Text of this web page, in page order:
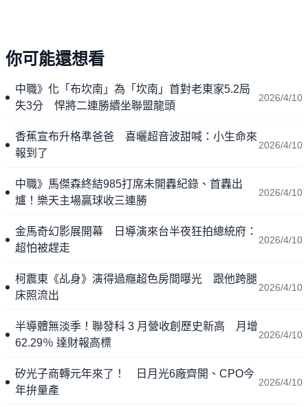
你可能還想看
中職》化「布坎南」為「坎南」首對老東家5.2局
失3分 悍將二連勝續坐聯盟龍頭
2026/4/10
香蕉宣布升格準爸爸 喜曬超音波甜喊：小生命來
報到了
2026/4/10
中職》馬傑森終結985打席未開轟紀錄、首轟出
爐！樂天主場贏球收三連勝
2026/4/10
金馬奇幻影展開幕 日導演來台半夜狂拍總統府：
超怕被趕走
2026/4/10
柯震東《乩身》演得過癮超色房間曝光 跟他跨腿
床照流出
2026/4/10
半導體無淡季！聯發科 3 月營收創歷史新高 月增
62.29％ 達財報高標
2026/4/10
矽光子商轉元年來了！ 日月光6廠齊開、CPO今
年拚量產
2026/4/10